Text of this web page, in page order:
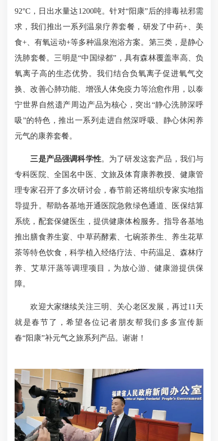
92°C，日出水量达1200吨。针对“阳康”后的排毒祛邪需
求，我们推出一系列温泉疗养套餐，研发了中药+、美
食+、有氧运动+等多种温泉泡浴方案。第三类，是静心
洗肺套餐。三明是“中国绿都”，具有森林覆盖率高、负
氧离子高的生态优势。我们结合负氧离子促进氧气交
换、改善心肺功能、增强人体免疫力等治愈作用，以泰
宁世界自然遗产周边产品为核心，突出“静心洗肺深呼
吸”的特色，推出一系列走进自然深呼吸、静心休闲养
元气的康养套餐。
三是产品强调科学性。为了研发这套产品，我们与
专科医院、全国名中医、文旅及体育康养教授、健康管
理专家召开了多次研讨会，春节前还将组织专家实地指
导提升。帮助各基地开通医院急救绿色通道、医保结算
系统，配套保健医生，提供健康体检服务。指导各基地
推出膳食养生宴、中草药酵素、七碗茶养生、养生花草
茶等特色饮食，科学植入经络疗法、中药温足、森林疗
养、艾草汗蒸等调理项目，为放心游、健康游提供保
障。
欢迎大家继续关注三明、关心老区发展，再过11天
就是春节了，希望各位记者朋友帮我们多多宣传新
春“阳康”补元气之旅系列产品。谢谢！